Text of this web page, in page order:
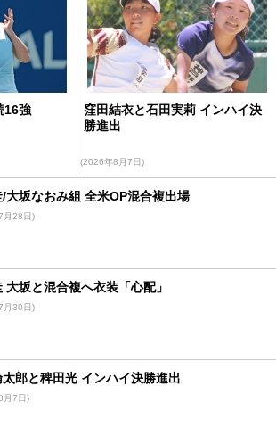
16強
窪田結衣と石田実莉 インハイ決
勝進出
(2026年8月7日)
大坂なおみ組 全米OP混合複出場
月28日)
大坂と混合複へ衣装「心配」
月30日)
郎と稗田光 インハイ決勝進出
月7日)